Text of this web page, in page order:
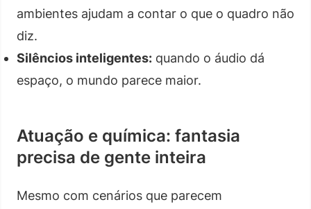
ambientes ajudam a contar o que o quadro não
diz.
Silêncios inteligentes: quando o áudio dá
espaço, o mundo parece maior.
Atuação e química: fantasia
precisa de gente inteira
Mesmo com cenários que parecem